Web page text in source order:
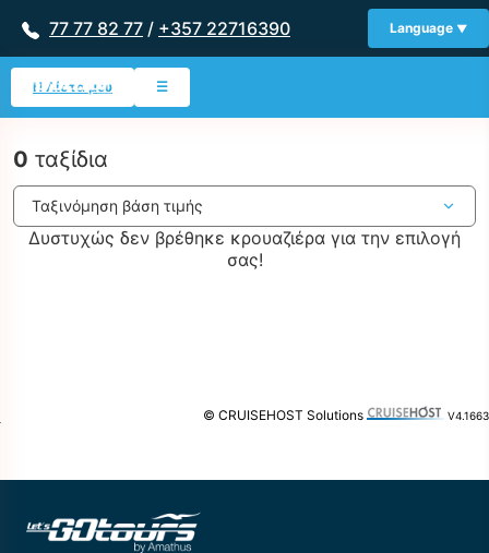
77 77 82 77 / +357 22716390 Language
Η Λίστα μου ☰
0 ταξίδια
Δυστυχώς δεν βρέθηκε κρουαζιέρα για την επιλογή
σας!
© CRUISEHOST Solutions V4.1663